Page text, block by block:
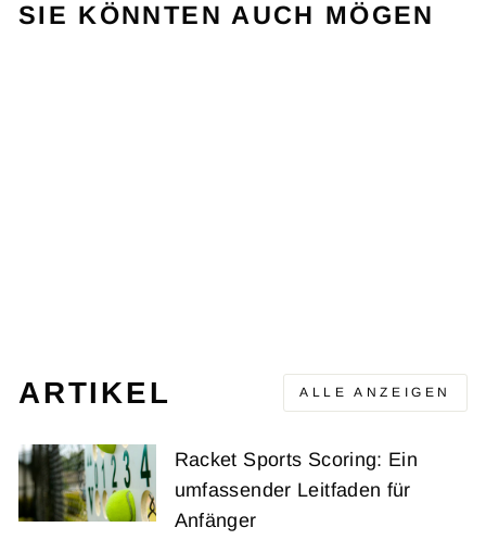
SIE KÖNNTEN AUCH MÖGEN
ARTIKEL ALLE ANZEIGEN
Racket Sports Scoring: Ein
umfassender Leitfaden für
Anfänger